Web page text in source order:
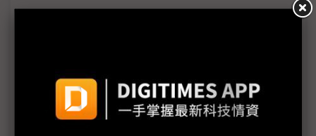
台美關稅與能源價格成兩大關鍵 尚騰看好2H26車市
模組拚2027放量
規避關稅大打平價與豪奢雙戰線 中系電動車4月歐